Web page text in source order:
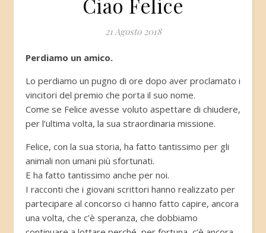
21 Agosto 2018
Perdiamo un amico.
Lo perdiamo un pugno di ore dopo aver proclamato i
vincitori del premio che porta il suo nome.
Come se Felice avesse voluto aspettare di chiudere,
per l’ultima volta, la sua straordinaria missione.
Felice, con la sua storia, ha fatto tantissimo per gli
animali non umani più sfortunati.
E ha fatto tantissimo anche per noi.
I racconti che i giovani scrittori hanno realizzato per
partecipare al concorso ci hanno fatto capire, ancora
una volta, che c’è speranza, che dobbiamo